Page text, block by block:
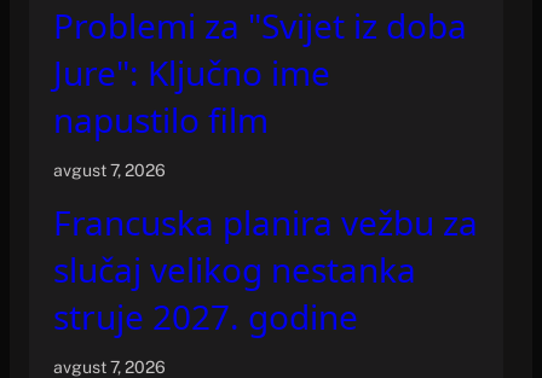
Problemi za "Svijet iz doba
Jure": Ključno ime
napustilo film
avgust 7, 2026
Francuska planira vežbu za
slučaj velikog nestanka
struje 2027. godine
avgust 7, 2026